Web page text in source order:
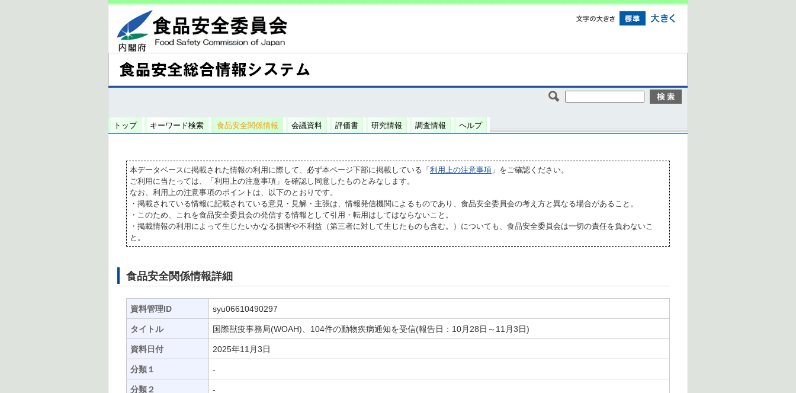
トップ キーワード検索 食品安全関係情報 会議資料 評価書 研究情報 調査情報 ヘルプ
本データベースに掲載された情報の利用に際して、必ず本ページ下部に掲載している「 利用上の注意事項 」をご確認ください。
ご利用に当たっては、「利用上の注意事項」を確認し同意したものとみなします。
なお、利用上の注意事項のポイントは、以下のとおりです。
・掲載されている情報に記載されている意見・見解・主張は、情報発信機関によるものであり、食品安全委員会の考え方と異なる場合があること。
・このため、これを食品安全委員会の発信する情報として引用・転用はしてはならないこと。
・掲載情報の利用によって生じたいかなる損害や不利益（第三者に対して生じたものも含む。）についても、食品安全委員会は一切の責任を負わないこ
と。
食品安全関係情報詳細
資料管理ID syu06610490297
タイトル 国際獣疫事務局(WOAH)、104件の動物疾病通知を受信(報告日：10月28日～11月3日)
資料日付 2025年11月3日
分類１ -
分類２ -